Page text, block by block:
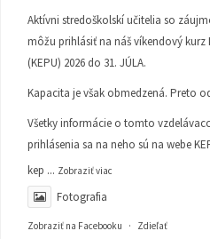
Aktívni stredoškolskí učitelia so
môžu prihlásiť na náš víkendový
(KEPU) 2026 do 31. JÚLA.
Kapacita je však obmedzená. Preto
Všetky informácie o tomto
prihlásenia sa na neho sú na webe
kep ... Zobraziť viac
Fotografia
Zobraziť na Facebooku · Zdieľať